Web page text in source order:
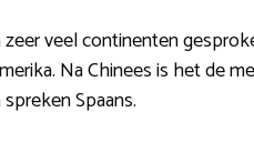
veel continenten
Na Chinees is het de
Spaans.